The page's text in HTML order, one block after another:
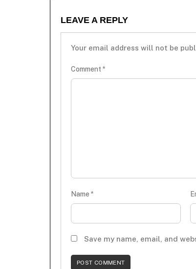
LEAVE A REPLY
Your email address will not be
Comment *
Name *
Save my name, email, and